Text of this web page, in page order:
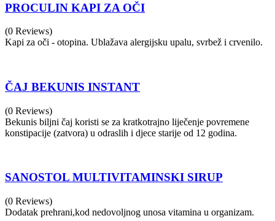
PROCULIN KAPI ZA OČI
(0 Reviews)
Kapi za oči - otopina. Ublažava alergijsku upalu, svrbež i crvenilo.
ČAJ BEKUNIS INSTANT
(0 Reviews)
Bekunis biljni čaj koristi se za kratkotrajno liječenje povremene
konstipacije (zatvora) u odraslih i djece starije od 12 godina.
SANOSTOL MULTIVITAMINSKI SIRUP
(0 Reviews)
Dodatak prehrani,kod nedovoljnog unosa vitamina u organizam.